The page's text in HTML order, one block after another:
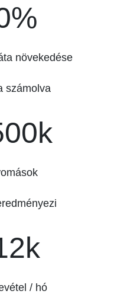
növekedése
számolva
/ hó